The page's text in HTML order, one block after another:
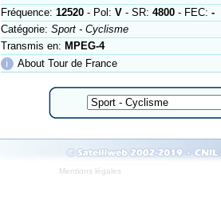
Fréquence: 12520- Pol: V- SR: 4800- FEC: -
Catégorie: Sport - Cyclisme
Transmis en: MPEG-4
ℹ
About Tour de France
Mentions légales